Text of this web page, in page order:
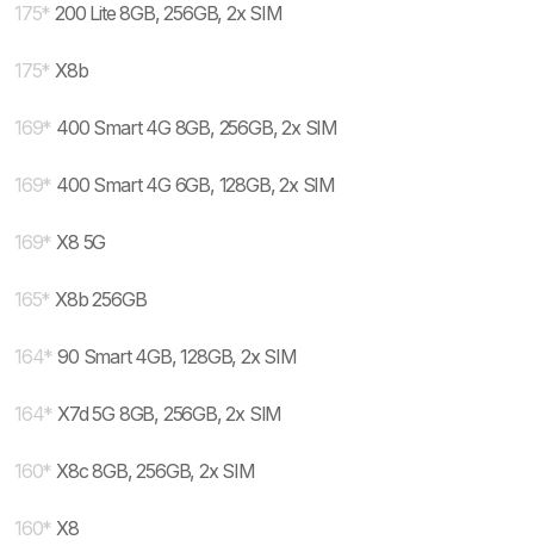
175* 200 Lite 8GB, 256GB, 2x SIM
175* X8b
169* 400 Smart 4G 8GB, 256GB, 2x SIM
169* 400 Smart 4G 6GB, 128GB, 2x SIM
169* X8 5G
165* X8b 256GB
164* 90 Smart 4GB, 128GB, 2x SIM
164* X7d 5G 8GB, 256GB, 2x SIM
160* X8c 8GB, 256GB, 2x SIM
160* X8